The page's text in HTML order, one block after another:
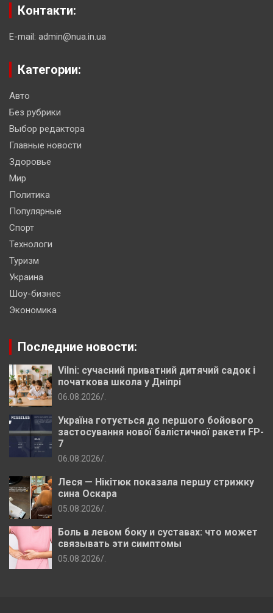
Контакти:
E-mail: admin@nua.in.ua
Категории:
Авто
Без рубрики
Выбор редактора
Главные новости
Здоровье
Мир
Политика
Популярные
Спорт
Технологи
Туризм
Украина
Шоу-бизнес
Экономика
Последние новости:
Vilni: сучасний приватний дитячий садок і
початкова школа у Дніпрі
06.08.2026
Україна готується до першого бойового
застосування нової балістичної ракети FP-
7
06.08.2026
Леся — Нікітюк показала першу стрижку
сина Оскара
05.08.2026
Боль в левом боку и суставах: что может
связывать эти симптомы
05.08.2026